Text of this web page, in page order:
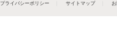
プライバシーポリシー サイトマップ｜